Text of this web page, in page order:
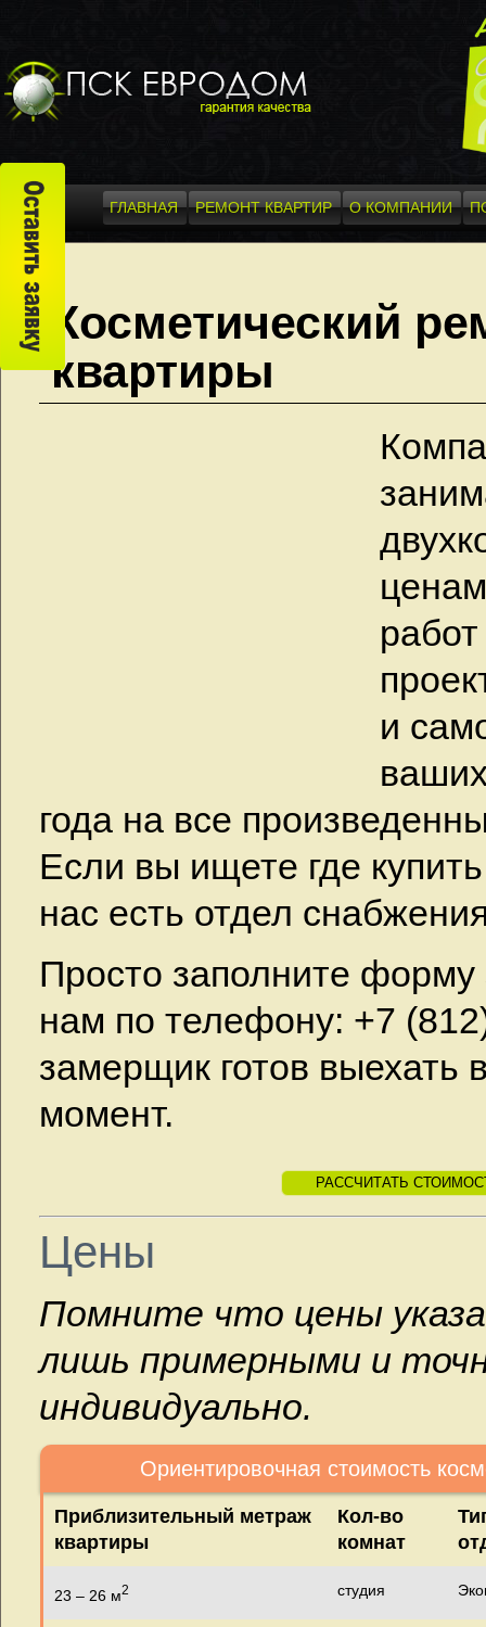
ГЛАВНАЯ РЕМОНТ КВАРТИР О КОМПАНИИ
Косметический
квартиры
и
года на все
Если вы ищете где
нас есть отдел
Просто заполните форму
нам по телефону: +7
замерщик готов
момент.
РАССЧИТАТЬ
Цены
Помните что цены
лишь примерными и
индивидуально.
Ориентировочная стоимость
Приблизительный метраж
квартиры
Кол-во
комнат
23 – 26 м2 студия